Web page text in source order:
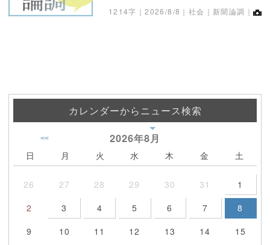
1214字｜2026/8/8 ｜社会｜新聞論調｜
カレンダーからニュース検索
2026年8月
<<
日 月 火 水 木 金 土
26 27 28 29 30 31
1
2
3 4 5 6 7
8
9
10 11 12 13 14 15